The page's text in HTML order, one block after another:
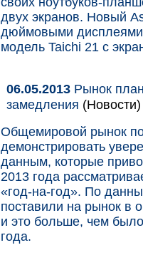
двух экранов. Новый
дюймовыми дисплеями
модель Taichi 21 с
06.05.2013 Рынок
замедления (Новости)
Общемировой рынок
демонстрировать
данным, которые
2013 года
«год-на-год». По
поставили на рынок в
и это больше, чем
года.